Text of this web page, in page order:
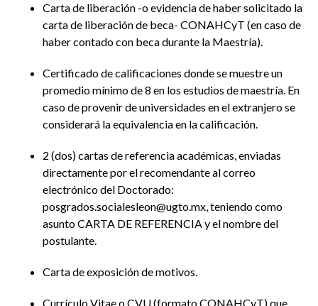
Carta de liberación -o evidencia de haber solicitado la
carta de liberación de beca- CONAHCyT (en caso de
haber contado con beca durante la Maestría).
Certificado de calificaciones donde se muestre un
promedio mínimo de 8 en los estudios de maestría. En
caso de provenir de universidades en el extranjero se
considerará la equivalencia en la calificación.
2 (dos) cartas de referencia académicas, enviadas
directamente por el recomendante al correo
electrónico del Doctorado:
posgrados.socialesleon@ugto.mx, teniendo como
asunto CARTA DE REFERENCIA y el nombre del
postulante.
Carta de exposición de motivos.
Currículo Vitae o CVU (formato CONAHCyT) que